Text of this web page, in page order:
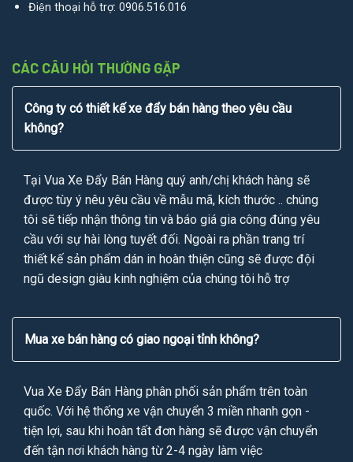
Điện thoại hỗ trợ: 0906.516.016
CÁC CÂU HỎI THƯỜNG GẶP
Công ty có thiết kế xe đẩy bán hàng theo yêu cầu
không?
Tại Vua Xe Đẩy Bán Hàng quý anh/chị khách hàng sẽ
được tùy ý nêu yêu cầu về mẫu mã, kích thước .. chúng
tôi sẽ tiếp nhận thông tin và báo giá gia công đúng yêu
cầu với sự hài lòng tuyết đối. Ngoài ra phần trang trí
thiết kế sản phẩm dán in hoàn thiện cũng sẽ được đội
ngũ design giàu kinh nghiệm của chúng tôi hỗ trợ
Mua xe bán hàng có giao ngoại tỉnh không?
Vua Xe Đẩy Bán Hàng phân phối sản phẩm trên toàn
quốc. Với hệ thống xe vận chuyển 3 miền nhanh gọn -
tiện lợi, sau khi hoàn tất đơn hàng sẽ được vận chuyển
đến tận nơi khách hàng từ 2-4 ngày làm việc